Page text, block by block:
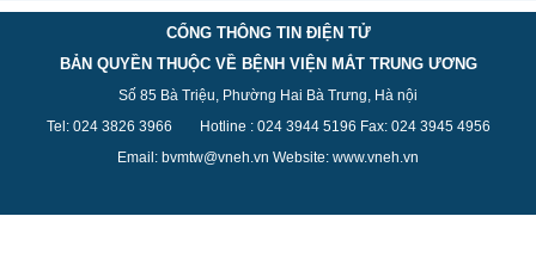
CỔNG THÔNG TIN ĐIỆN TỬ
BẢN QUYỀN THUỘC VỀ BỆNH VIỆN MẮT TRUNG ƯƠNG
Số 85 Bà Triệu, Phường Hai Bà Trưng, Hà nội
Tel: 024 3826 3966 Hotline : 024 3944 5196 Fax: 024 3945 4956
Email: bvmtw@vneh.vn Website: www.vneh.vn